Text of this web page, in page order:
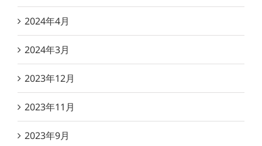
2024年4月
2024年3月
2023年12月
2023年11月
2023年9月